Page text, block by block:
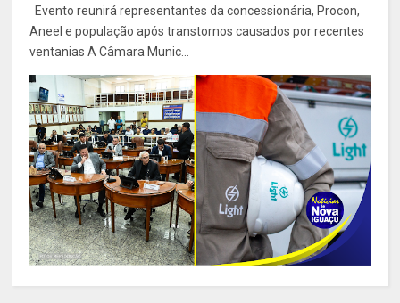
Evento reunirá representantes da concessionária, Procon,
Aneel e população após transtornos causados por recentes
ventanias A Câmara Munic...